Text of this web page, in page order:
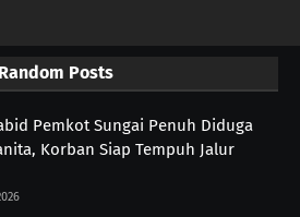
Random Posts
Pemkot Sungai Penuh Diduga
Korban Siap Tempuh Jalur